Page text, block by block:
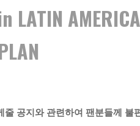
LATIN AMERICA
줄 공지와 관련하여 팬분들께